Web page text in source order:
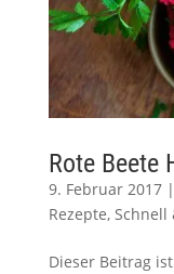
Rote Beete
9. Februar 2017|
Rezepte, Schnell
Dieser Beitrag